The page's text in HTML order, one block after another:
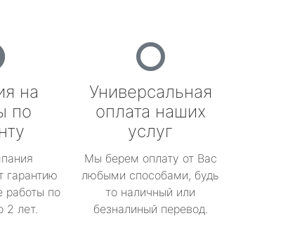
на
по
гарантию
работы по
2 лет.
Универсальная
оплата наших
услуг
Мы берем оплату от Вас
любыми способами, будь
то наличный или
безналиный перевод.